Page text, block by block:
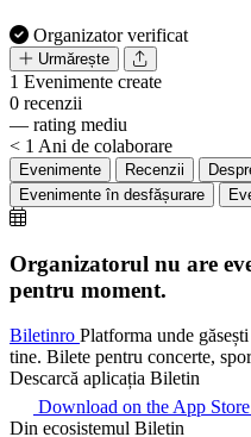
Organizator verificat
Urmărește
1 Evenimente create
0 recenzii
— rating mediu
< 1 Ani de colaborare
Evenimente Recenzii
Evenimente în desfășurare
Organizatorul nu are
pentru moment.
Biletinro Platforma unde
tine. Bilete pentru concerte,
Descarcă aplicația Biletin
Download on the App Store
Din ecosistemul Biletin